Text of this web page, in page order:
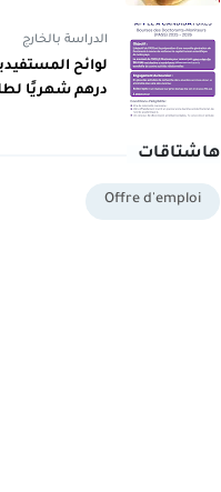
الدراسة بالخارج
درهم شهريًا
هاشتاقات
Offre d'emploi